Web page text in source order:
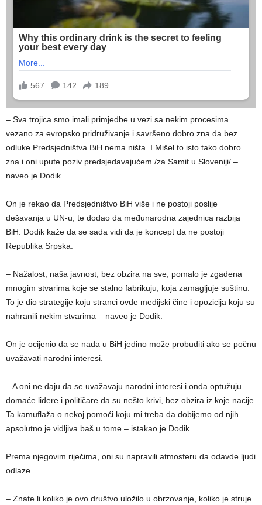
– Sva trojica smo imali primjedbe u vezi sa nekim procesima
vezano za evropsko pridruživanje i savršeno dobro zna da bez
odluke Predsjedništva BiH nema ništa. I Mišel to isto tako dobro
zna i oni upute poziv predsjedavajućem /za Samit u Sloveniji/ –
naveo je Dodik.
On je rekao da Predsjedništvo BiH više i ne postoji poslije
dešavanja u UN-u, te dodao da međunarodna zajednica razbija
BiH. Dodik kaže da se sada vidi da je koncept da ne postoji
Republika Srpska.
– Nažalost, naša javnost, bez obzira na sve, pomalo je zgađena
mnogim stvarima koje se stalno fabrikuju, koja zamagljuje suštinu.
To je dio strategije koju stranci ovde medijski čine i opozicija koju su
nahranili nekim stvarima – naveo je Dodik.
On je ocijenio da se nada u BiH jedino može probuditi ako se počnu
uvažavati narodni interesi.
– A oni ne daju da se uvažavaju narodni interesi i onda optužuju
domaće lidere i političare da su nešto krivi, bez obzira iz koje nacije.
Ta kamuflaža o nekoj pomoći koju mi treba da dobijemo od njih
apsolutno je vidljiva baš u tome – istakao je Dodik.
Prema njegovim riječima, oni su napravili atmosferu da odavde ljudi
odlaze.
– Znate li koliko je ovo društvo uložilo u obrzovanje, koliko je struje